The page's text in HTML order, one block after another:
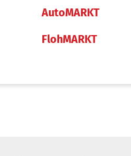
AutoMARKT
FlohMARKT